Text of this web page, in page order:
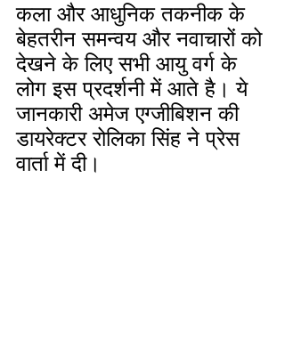
कला और आधुनिक तकनीक के
बेहतरीन समन्वय और नवाचारों को
देखने के लिए सभी आयु वर्ग के
लोग इस प्रदर्शनी में आते है। ये
जानकारी अमेज एग्जीबिशन की
डायरेक्टर रोलिका सिंह ने प्रेस
वार्ता में दी।